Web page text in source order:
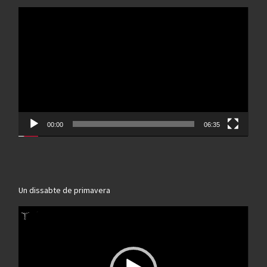
00:00 06:35
Un dissabte de primavera
Reproductor
de